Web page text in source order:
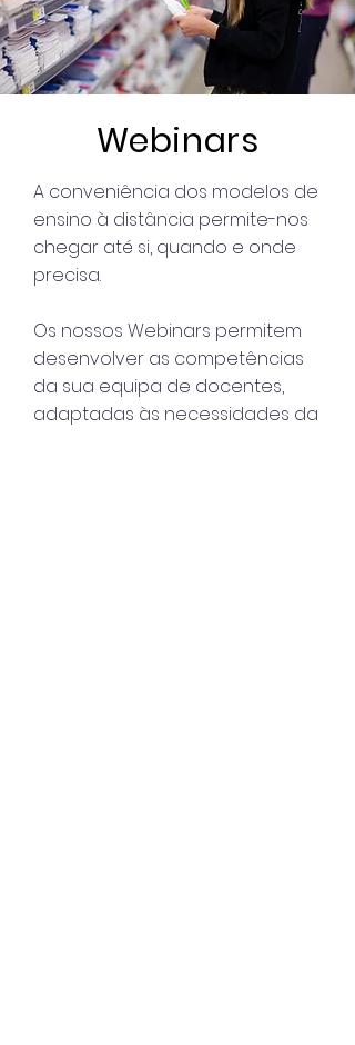
Webinars
A conveniência dos modelos de
ensino à distância permite-nos
chegar até si, quando e onde
precisa.
Os nossos Webinars permitem
desenvolver as competências
da sua equipa de docentes,
adaptadas às necessidades da